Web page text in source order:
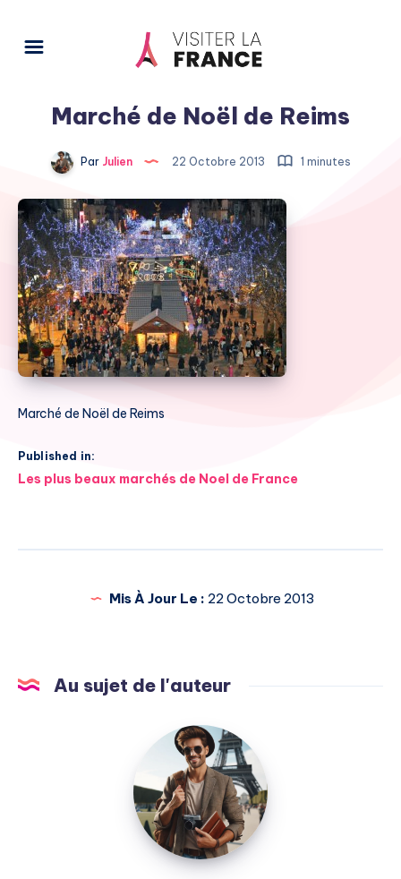
Marché de Noël de Reims
ParJulien 22 Octobre 2013 1 minutes
Marché de Noël de Reims
Published in:
Navigation
Les plus beaux marchés de Noel de France
Mis À Jour Le : 22 Octobre 2013
Au sujet de l'auteur
Julien